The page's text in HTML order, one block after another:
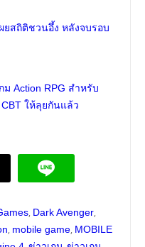
ยสถิติชวนอึ้ง หลังจบรอบ
ม Action RPG สำหรับ
ให้ลุยกันแล้ว
, Dark Avenger,
, mobile game, MOBILE